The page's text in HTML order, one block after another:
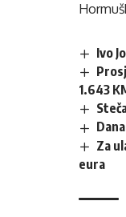
Ivo
1.643
Za
eura